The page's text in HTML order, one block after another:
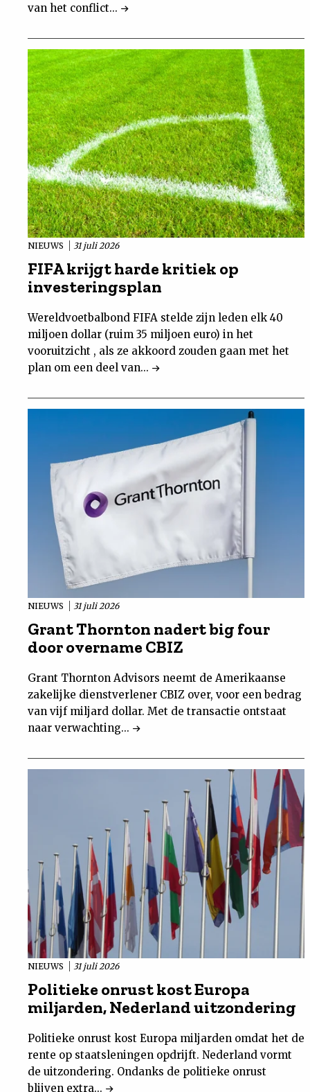
van het conflict...
NIEUWS 31 juli 2026
FIFA krijgt harde kritiek op
investeringsplan
Wereldvoetbalbond FIFA stelde zijn leden elk 40
miljoen dollar (ruim 35 miljoen euro) in het
vooruitzicht , als ze akkoord zouden gaan met het
plan om een deel van...
NIEUWS 31 juli 2026
Grant Thornton nadert big four
door overname CBIZ
Grant Thornton Advisors neemt de Amerikaanse
zakelijke dienstverlener CBIZ over, voor een bedrag
van vijf miljard dollar. Met de transactie ontstaat
naar verwachting...
NIEUWS 31 juli 2026
Politieke onrust kost Europa
miljarden, Nederland uitzondering
Politieke onrust kost Europa miljarden omdat het de
rente op staatsleningen opdrijft. Nederland vormt
de uitzondering. Ondanks de politieke onrust
blijven extra...